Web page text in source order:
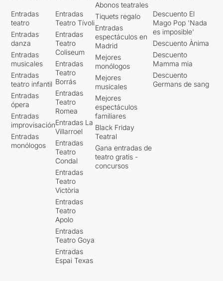
Entradas
teatro
Entradas
danza
Entradas
musicales
Entradas
teatro infantil
Entradas
ópera
Entradas
improvisación
Entradas
monólogos
Entradas
Teatro Tívoli
Entradas
Teatro
Coliseum
Entradas
Teatro
Borrás
Entradas
Teatro
Romea
Entradas La
Villarroel
Entradas
Teatro
Condal
Entradas
Teatro
Victòria
Entradas
Teatro
Apolo
Entradas
Teatro Goya
Entradas
Espai Texas
Abonos teatrales
Tiquets regalo
Entradas
espectáculos en
Madrid
Mejores
monólogos
Mejores
musicales
Mejores
espectáculos
familiares
Black Friday
Teatral
Gana entradas de
teatro gratis -
concursos
Descuento El
Mago Pop 'Nada
es imposible'
Descuento Ànima
Descuento
Mamma mia
Descuento
Germans de sang